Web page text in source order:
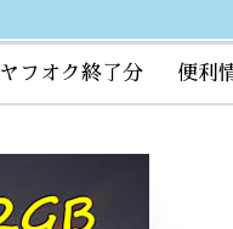
ヤフオク終了分 便利